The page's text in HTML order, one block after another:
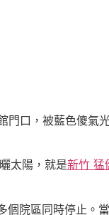
口，被藍色傻氣
太陽，就是新竹 猛
個院區同時停止